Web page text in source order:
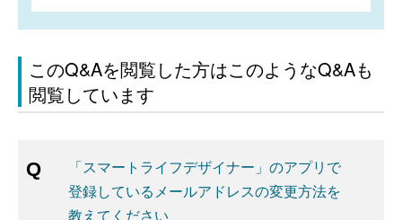
このQ&Aを閲覧した方はこのようなQ&Aも
閲覧しています
「スマートライフデザイナー」のアプリで
登録しているメールアドレスの変更方法を
教えてください